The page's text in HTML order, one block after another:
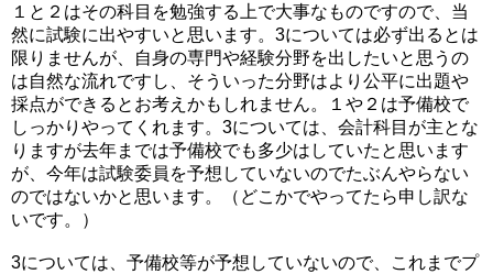
１と２はその科目を勉強する上で大事なものですので、当
然に試験に出やすいと思います。3については必ず出るとは
限りませんが、自身の専門や経験分野を出したいと思うの
は自然な流れですし、そういった分野はより公平に出題や
採点ができるとお考えかもしれません。１や２は予備校で
しっかりやってくれます。3については、会計科目が主とな
りますが去年までは予備校でも多少はしていたと思います
が、今年は試験委員を予想していないのでたぶんやらない
のではないかと思います。（どこかでやってたら申し訳な
いです。）
3については、予備校等が予想していないので、これまでプ